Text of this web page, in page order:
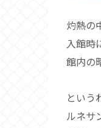
灼熱の
入館時
館内の
という
ルネサ